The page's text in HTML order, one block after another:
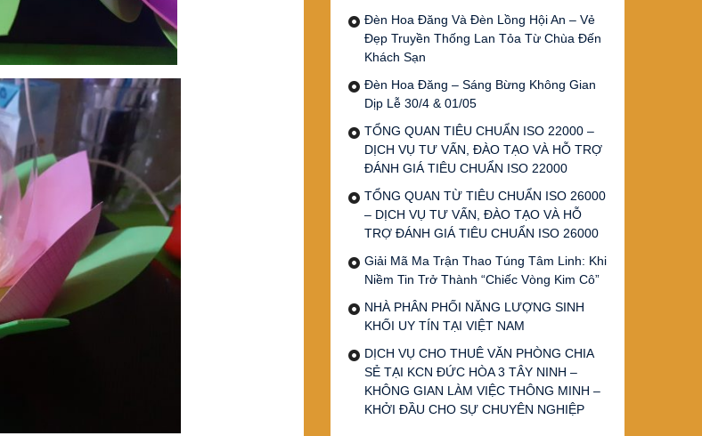
Đèn Hoa Đăng Và Đèn Lồng Hội An – Vẻ
Đẹp Truyền Thống Lan Tỏa Từ Chùa Đến
Khách Sạn
Đèn Hoa Đăng – Sáng Bừng Không Gian
Dịp Lễ 30/4 & 01/05
TỔNG QUAN TIÊU CHUẨN ISO 22000 –
DỊCH VỤ TƯ VẤN, ĐÀO TẠO VÀ HỖ TRỢ
ĐÁNH GIÁ TIÊU CHUẨN ISO 22000
TỔNG QUAN TỪ TIÊU CHUẨN ISO 26000
– DỊCH VỤ TƯ VẤN, ĐÀO TẠO VÀ HỖ
TRỢ ĐÁNH GIÁ TIÊU CHUẨN ISO 26000
Giải Mã Ma Trận Thao Túng Tâm Linh: Khi
Niềm Tin Trở Thành “Chiếc Vòng Kim Cô”
NHÀ PHÂN PHỐI NĂNG LƯỢNG SINH
KHỐI UY TÍN TẠI VIỆT NAM
DỊCH VỤ CHO THUÊ VĂN PHÒNG CHIA
SẺ TẠI KCN ĐỨC HÒA 3 TÂY NINH –
KHÔNG GIAN LÀM VIỆC THÔNG MINH –
KHỞI ĐẦU CHO SỰ CHUYÊN NGHIỆP